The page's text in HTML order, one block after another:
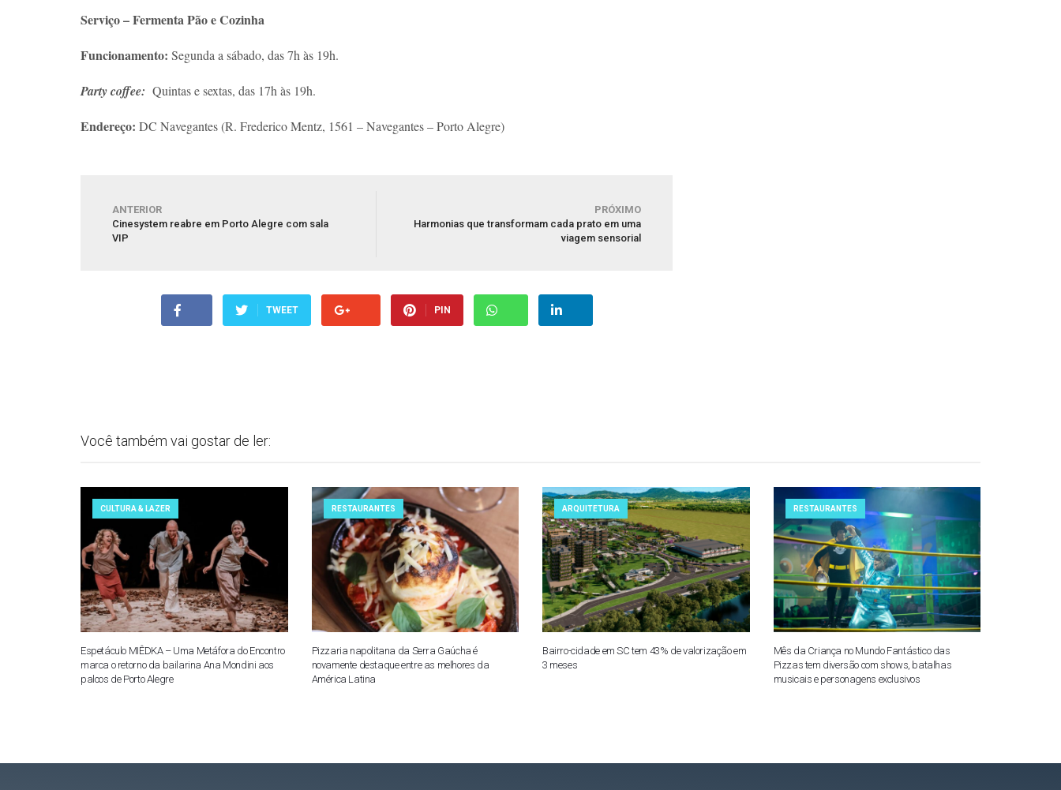
Serviço – Fermenta Pão e Cozinha
Funcionamento: Segunda a sábado, das 7h às 19h.
Party coffee: Quintas e sextas, das 17h às 19h.
Endereço: DC Navegantes (R. Frederico Mentz, 1561 – Navegantes – Porto Alegre)
ANTERIOR
Cinesystem reabre em Porto Alegre com sala
VIP
PRÓXIMO
Harmonias que transformam cada prato em uma
viagem sensorial
TWEET PIN
Você também vai gostar de ler:
CULTURA & LAZER
Espetáculo MIÊDKA – Uma Metáfora do Encontro
marca o retorno da bailarina Ana Mondini aos
palcos de Porto Alegre
RESTAURANTES
Pizzaria napolitana da Serra Gaúcha é
novamente destaque entre as melhores da
América Latina
ARQUITETURA
Bairro-cidade em SC tem 43% de valorização em
3 meses
RESTAURANTES
Mês da Criança no Mundo Fantástico das
Pizzas tem diversão com shows, batalhas
musicais e personagens exclusivos